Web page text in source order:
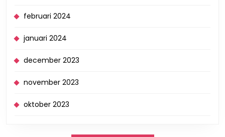
februari 2024
januari 2024
december 2023
november 2023
oktober 2023